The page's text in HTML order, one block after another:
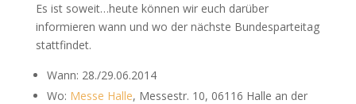
Es ist soweit…heute können wir euch darüber
informieren wann und wo der nächste Bundesparteitag
stattfindet.
Wann: 28./29.06.2014
Wo: Messe Halle, Messestr. 10, 06116 Halle an der